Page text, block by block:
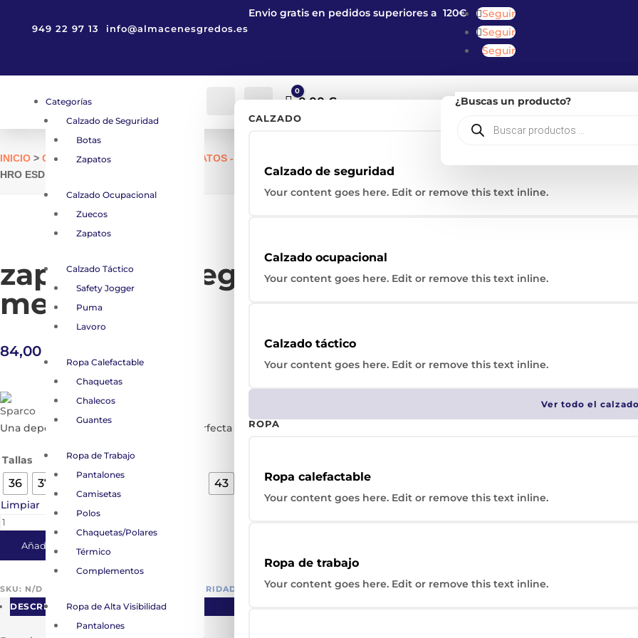
949 22 97 13 info@almacenesgredos.es
Envio gratis en pedidos superiores a 120€
Seguir
Seguir
Seguir
Categorías
Calzado de Seguridad
Botas
Zapatos
Calzado Ocupacional
Zuecos
Zapatos
Calzado Táctico
Safety Jogger
Puma
Lavoro
Ropa Calefactable
Chaquetas
Chalecos
Guantes
Ropa de Trabajo
Pantalones
Camisetas
Polos
Chaquetas/Polares
Térmico
Complementos
Ropa de Alta Visibilidad
Pantalones
Carro
0
0,00€
¿Buscas un producto?
productos
CALZADO
Calzado de seguridad
Your content goes here. Edit or remove this text inline.
Calzado ocupacional
Your content goes here. Edit or remove this text inline.
Calzado táctico
Your content goes here. Edit or remove this text inline.
Ver todo el calzado
ROPA
Ropa calefactable
Your content goes here. Edit or remove this text inline.
Ropa de trabajo
Your content goes here. Edit or remove this text inline.
INICIO > CALZADO DE SEGURIDAD ZAPATOS - CALZADO DE SEGURIDAD
HRO ESD METAL FREE
zapatilla de seguridad sparco impulse
metal free
84,00
Una deportiva ultra ligera y cómoda, perfecta para trabajos en los cuales se ande mucho.
Tallas
36 37 43 45 46 47 48
Limpiar
zapatilla
impulse
luton
s1ps
Añadir al carrito
SKU: N/D CALZADO DE SEGURIDAD MÁS POPULAR,SPARCO - ZAPATOS - CALZADO DE SEGURIDAD ,ZAPATOS -
DESCRIPCIÓN